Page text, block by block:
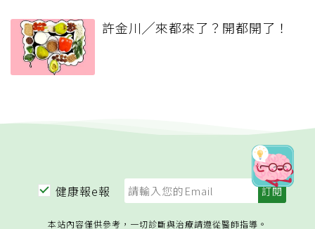
許金川╱來都來了？開都開了！
健康報e報
本站內容僅供參考，一切診斷與治療請遵從醫師指導。